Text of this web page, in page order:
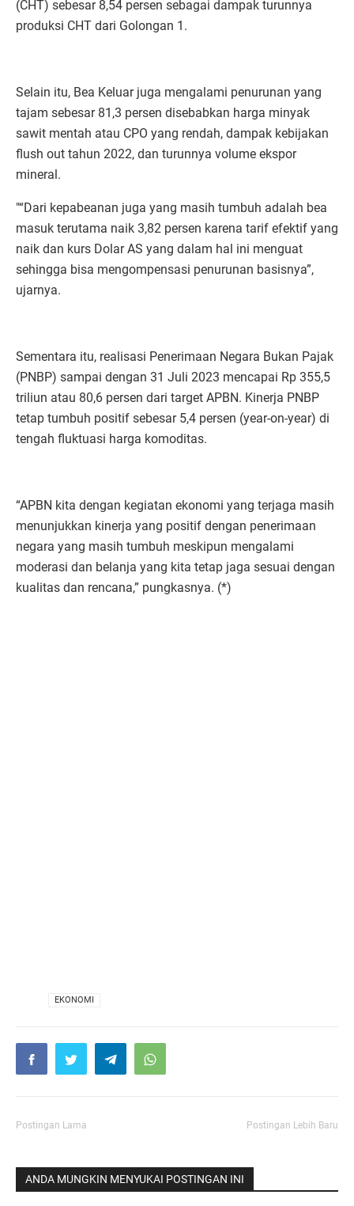
(CHT) sebesar 8,54 persen sebagai dampak turunnya
produksi CHT dari Golongan 1.
Selain itu, Bea Keluar juga mengalami penurunan yang
tajam sebesar 81,3 persen disebabkan harga minyak
sawit mentah atau CPO yang rendah, dampak kebijakan
flush out tahun 2022, dan turunnya volume ekspor
mineral.
"“Dari kepabeanan juga yang masih tumbuh adalah bea
masuk terutama naik 3,82 persen karena tarif efektif yang
naik dan kurs Dolar AS yang dalam hal ini menguat
sehingga bisa mengompensasi penurunan basisnya”,
ujarnya.
Sementara itu, realisasi Penerimaan Negara Bukan Pajak
(PNBP) sampai dengan 31 Juli 2023 mencapai Rp 355,5
triliun atau 80,6 persen dari target APBN. Kinerja PNBP
tetap tumbuh positif sebesar 5,4 persen (year-on-year) di
tengah fluktuasi harga komoditas.
“APBN kita dengan kegiatan ekonomi yang terjaga masih
menunjukkan kinerja yang positif dengan penerimaan
negara yang masih tumbuh meskipun mengalami
moderasi dan belanja yang kita tetap jaga sesuai dengan
kualitas dan rencana,” pungkasnya. (*)
EKONOMI
Postingan Lama Postingan Lebih Baru
ANDA MUNGKIN MENYUKAI POSTINGAN INI